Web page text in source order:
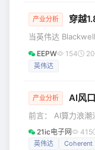
并未坐等供应链
Marvell、
数十亿美元，为这
产业分析 穿越1.8Tb/s的系统设
当英伟达
将 GPU-GPU 互联
1.8Tb/s（
倍、Hopper
颗 GPU 集群每秒
动。但这一带宽革
升，而是将电子系
的临界点：信号完
EEPW 154
英伟达
产业分析 AI风口下磷化
前言： AI算力浪潮
料瓶颈，已经出现
头部供应商订单已
21ic电子网 415
英伟达 Coherent